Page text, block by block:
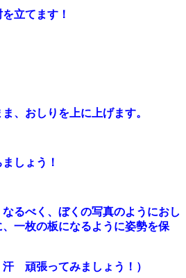
立てます！
、おしりを上に上げます。
しょう！
るべく、ぼくの写真のようにおし
一枚の板になるように姿勢を保
汗 頑張ってみましょう！）